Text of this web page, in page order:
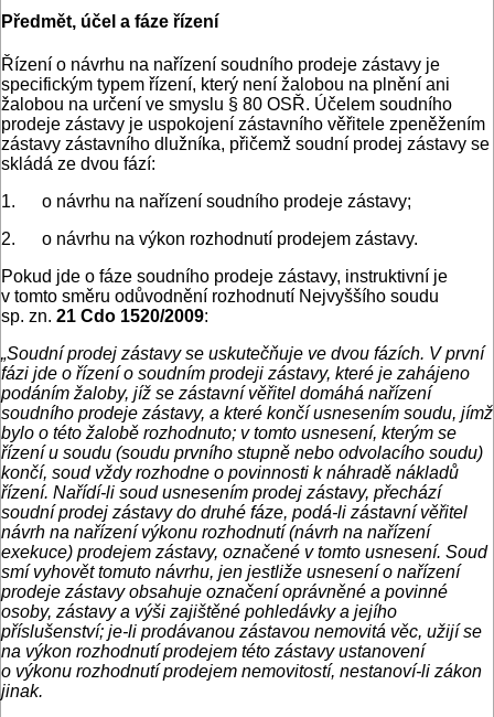
Předmět, účel a fáze řízení
Řízení o návrhu na nařízení soudního prodeje zástavy je
specifickým typem řízení, který není žalobou na plnění ani
žalobou na určení ve smyslu § 80 OSŘ. Účelem soudního
prodeje zástavy je uspokojení zástavního věřitele zpeněžením
zástavy zástavního dlužníka, přičemž soudní prodej zástavy se
skládá ze dvou fází:
1. o návrhu na nařízení soudního prodeje zástavy;
2. o návrhu na výkon rozhodnutí prodejem zástavy.
Pokud jde o fáze soudního prodeje zástavy, instruktivní je
v tomto směru odůvodnění rozhodnutí Nejvyššího soudu
sp. zn. 21 Cdo 1520/2009:
„Soudní prodej zástavy se uskutečňuje ve dvou fázích. V první
fázi jde o řízení o soudním prodeji zástavy, které je zahájeno
podáním žaloby, jíž se zástavní věřitel domáhá nařízení
soudního prodeje zástavy, a které končí usnesením soudu, jímž
bylo o této žalobě rozhodnuto; v tomto usnesení, kterým se
řízení u soudu (soudu prvního stupně nebo odvolacího soudu)
končí, soud vždy rozhodne o povinnosti k náhradě nákladů
řízení. Nařídí-li soud usnesením prodej zástavy, přechází
soudní prodej zástavy do druhé fáze, podá-li zástavní věřitel
návrh na nařízení výkonu rozhodnutí (návrh na nařízení
exekuce) prodejem zástavy, označené v tomto usnesení. Soud
smí vyhovět tomuto návrhu, jen jestliže usnesení o nařízení
prodeje zástavy obsahuje označení oprávněné a povinné
osoby, zástavy a výši zajištěné pohledávky a jejího
příslušenství; je-li prodávanou zástavou nemovitá věc, užijí se
na výkon rozhodnutí prodejem této zástavy ustanovení
o výkonu rozhodnutí prodejem nemovitostí, nestanoví-li zákon
jinak.